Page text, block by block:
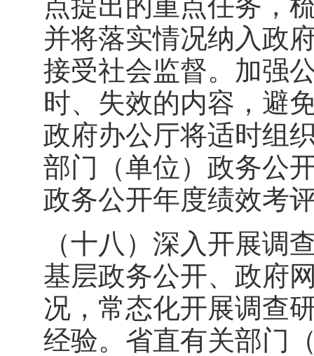
并将落实情况纳入政
接受社会监督。加强
时、失效的内容，避
政府办公厅将适时组
部门（单位）政务公
政务公开年度绩效考
（十八）深入开展调
基层政务公开、政府
况，常态化开展调查
经验。省直有关部门